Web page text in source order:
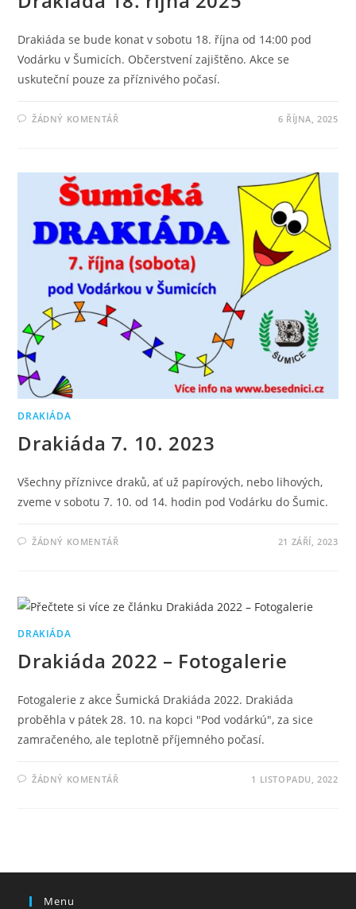
Drakiáda se bude konat v sobotu 18. října od 14:00 pod
Vodárku v Šumicích. Občerstvení zajištěno. Akce se
uskuteční pouze za příznivého počasí.
ŽÁDNÝ KOMENTÁŘ 6 ŘÍJNA, 2025
DRAKIÁDA
Drakiáda 7. 10. 2023
Všechny příznivce draků, ať už papírových, nebo lihových,
zveme v sobotu 7. 10. od 14. hodin pod Vodárku do Šumic.
ŽÁDNÝ KOMENTÁŘ 21 ZÁŘÍ, 2023
DRAKIÁDA
Drakiáda 2022 – Fotogalerie
Fotogalerie z akce Šumická Drakiáda 2022. Drakiáda
proběhla v pátek 28. 10. na kopci "Pod vodárkú", za sice
zamračeného, ale teplotně příjemného počasí.
ŽÁDNÝ KOMENTÁŘ 1 LISTOPADU, 2022
Menu